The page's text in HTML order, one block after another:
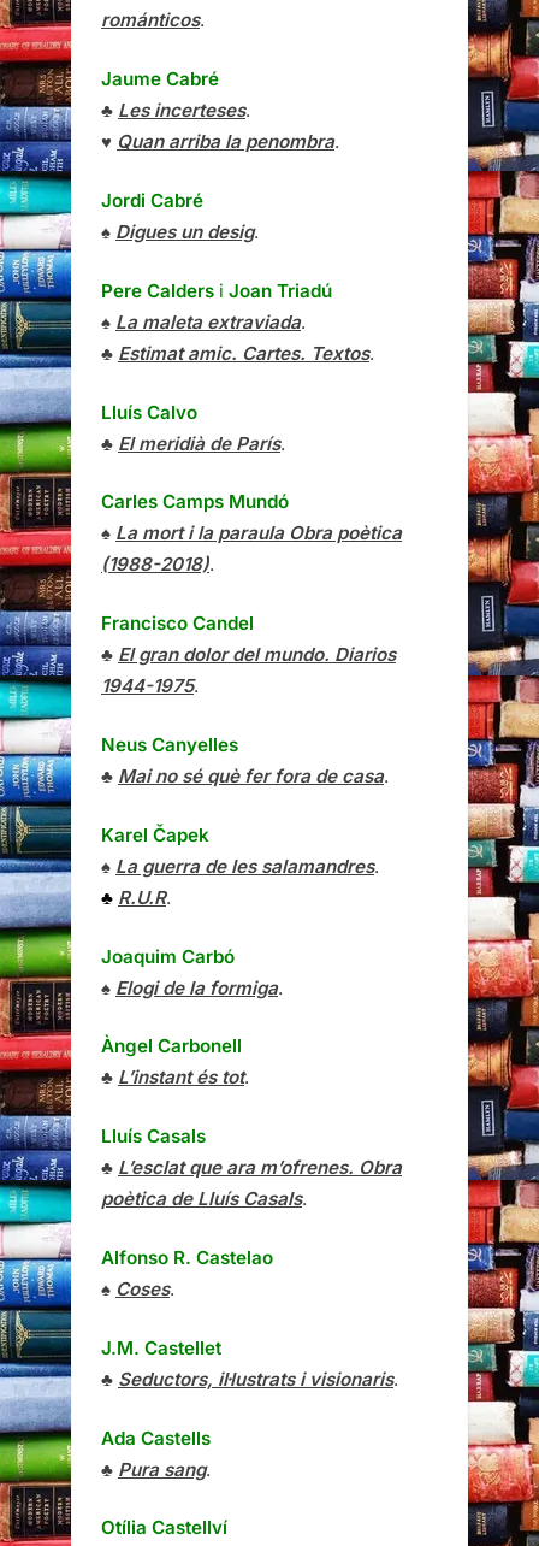
románticos.
Jaume Cabré
♣ Les incerteses.
♥ Quan arriba la penombra.
Jordi Cabré
♠ Digues un desig.
Pere Calders i Joan Triadú
♠ La maleta extraviada.
♣ Estimat amic. Cartes. Textos.
Lluís Calvo
♣ El meridià de París.
Carles Camps Mundó
♠ La mort i la paraula Obra poètica
(1988-2018).
Francisco Candel
♣ El gran dolor del mundo. Diarios
1944-1975.
Neus Canyelles
♣ Mai no sé què fer fora de casa.
Karel Čapek
♠ La guerra de les salamandres.
♣ R.U.R.
Joaquim Carbó
♠ Elogi de la formiga.
Àngel Carbonell
♣ L’instant és tot.
Lluís Casals
♣ L’esclat que ara m’ofrenes. Obra
poètica de Lluís Casals.
Alfonso R. Castelao
♠ Coses.
J.M. Castellet
♣ Seductors, il·lustrats i visionaris.
Ada Castells
♣ Pura sang.
Otília Castellví